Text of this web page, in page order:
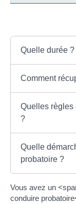
Quelle durée ?
Comment
Quelles règles
?
Quelle
probatoire ?
Vous avez un
conduire